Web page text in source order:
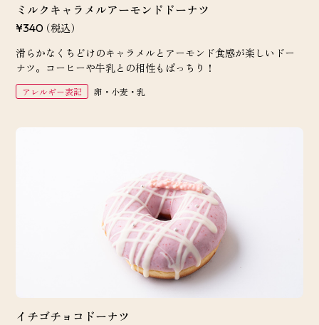
ミルクキャラメルアーモンドドーナツ
¥340（税込）
滑らかなくちどけのキャラメルとアーモンド食感が楽しいドー
ナツ。コーヒーや牛乳との相性もばっちり！
アレルギー表記 卵・小麦・乳
イチゴチョコドーナツ